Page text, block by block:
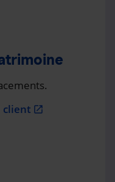
client open_in_new